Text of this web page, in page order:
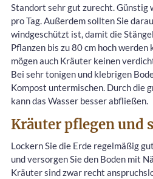
Standort sehr gut zurecht. Günstig
pro Tag. Außerdem sollten Sie
windgeschützt ist, damit die
Pflanzen bis zu 80 cm hoch
mögen auch Kräuter keinen
Bei sehr tonigen und klebrigen
Kompost untermischen. Durch die
kann das Wasser besser abfließen.
Kräuter pflegen und
Lockern Sie die Erde regelmäßig
und versorgen Sie den Boden mit
Kräuter sind zwar recht